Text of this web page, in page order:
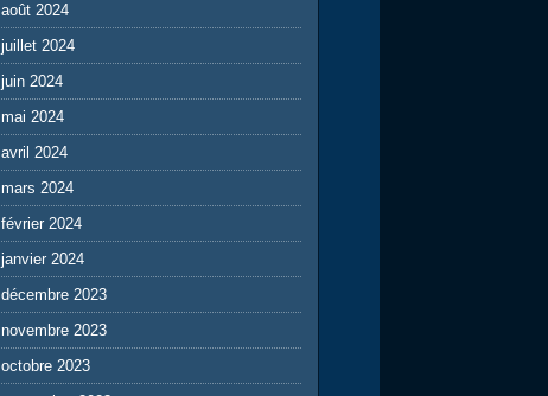
août 2024
juillet 2024
juin 2024
mai 2024
avril 2024
mars 2024
février 2024
janvier 2024
décembre 2023
novembre 2023
octobre 2023